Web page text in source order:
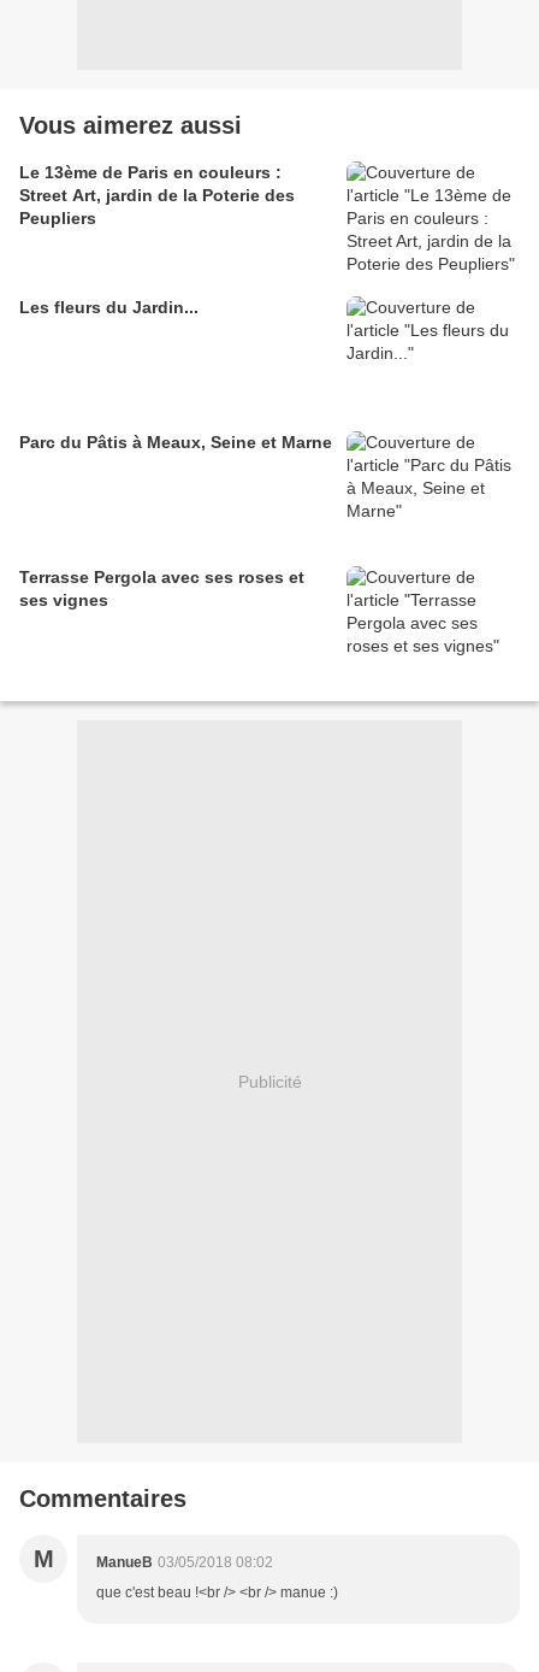
Vous aimerez aussi
Le 13ème de Paris en couleurs :
Street Art, jardin de la Poterie des
Peupliers
Les fleurs du Jardin...
Parc du Pâtis à Meaux, Seine et Marne
Terrasse Pergola avec ses roses et
ses vignes
Publicité
Commentaires
M ManueB 03/05/2018 08:02
que c'est beau !<br /> <br /> manue :)